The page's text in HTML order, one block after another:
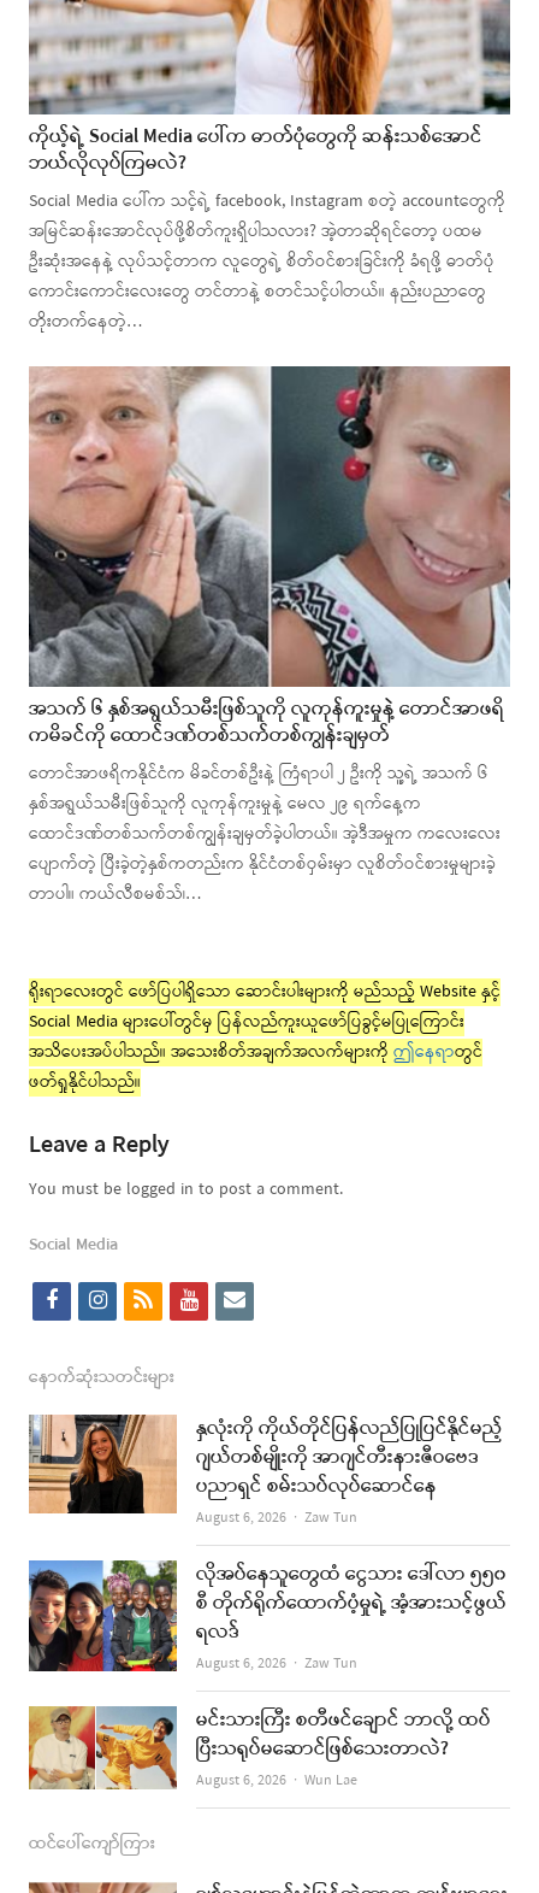
ကိုယ့်ရဲ့ Social Media ပေါ်က ဓာတ်ပုံတွေကို ဆန်းသစ်အောင်
ဘယ်လိုလုပ်ကြမလဲ?
Social Media ပေါ်က သင့်ရဲ့ facebook, Instagram စတဲ့ accountတွေကို
အမြင်ဆန်းအောင်လုပ်ဖို့စိတ်ကူးရှိပါသလား? အဲ့တာဆိုရင်တော့ ပထမ
ဦးဆုံးအနေနဲ့ လုပ်သင့်တာက လူတွေရဲ့ စိတ်ဝင်စားခြင်းကို ခံရဖို့ ဓာတ်ပုံ
ကောင်းကောင်းလေးတွေ တင်တာနဲ့ စတင်သင့်ပါတယ်။ နည်းပညာတွေ
တိုးတက်နေတဲ့…
အသက် ၆ နှစ်အရွယ်သမီးဖြစ်သူကို လူကုန်ကူးမှုနဲ့ တောင်အာဖရိ
ကမိခင်ကို ထောင်ဒဏ်တစ်သက်တစ်ကျွန်းချမှတ်
တောင်အာဖရိကနိုင်ငံက မိခင်တစ်ဦးနဲ့ ကြံရာပါ ၂ ဦးကို သူ့ရဲ့ အသက် ၆
နှစ်အရွယ်သမီးဖြစ်သူကို လူကုန်ကူးမှုနဲ့ မေလ ၂၉ ရက်နေ့က
ထောင်ဒဏ်တစ်သက်တစ်ကျွန်းချမှတ်ခဲ့ပါတယ်။ အဲ့ဒီအမှုက ကလေးလေး
ပျောက်တဲ့ ပြီးခဲ့တဲ့နှစ်ကတည်းက နိုင်ငံတစ်ဝှမ်းမှာ လူစိတ်ဝင်စားမှုများခဲ့
တာပါ။ ကယ်လီစမစ်သ်၊…
ရိုးရာလေးတွင် ဖော်ပြပါရှိသော ဆောင်းပါးများကို မည်သည့် Website နှင့်
Social Media များပေါ်တွင်မှ ပြန်လည်ကူးယူဖော်ပြခွင့်မပြုကြောင်း
အသိပေးအပ်ပါသည်။ အသေးစိတ်အချက်အလက်များကို ဤနေရာတွင်
ဖတ်ရှုနိုင်ပါသည်။
Leave a Reply
You must be logged in to post a comment.
Social Media
f
c
e
b
o
k
i
s
t
a
g
a
m
r
s
y
t
u
b
e
e
i
l
နောက်ဆုံးသတင်းများ
နှလုံးကို ကိုယ်တိုင်ပြန်လည်ပြုပြင်နိုင်မည့်
ဂျယ်တစ်မျိုးကို အာဂျင်တီးနားဇီဝဗေဒ
ပညာရှင် စမ်းသပ်လုပ်ဆောင်နေ
August 6, 2026 Author
Zaw Tun
လိုအပ်နေသူတွေထံ ငွေသား ဒေါ်လာ ၅၅၀
စီ တိုက်ရိုက်ထောက်ပံ့မှုရဲ့ အံ့အားသင့်ဖွယ်
ရလဒ်
August 6, 2026 Author
Zaw Tun
မင်းသားကြီး စတီဖင်ချောင် ဘာလို့ ထပ်
ပြီးသရုပ်မဆောင်ဖြစ်သေးတာလဲ?
August 6, 2026 Author
Wun Lae
ထင်ပေါ်ကျော်ကြား